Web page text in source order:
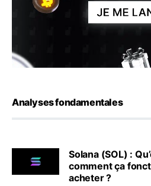
Analyses fondamentales
Solana (SOL) :
comment ça
acheter ?